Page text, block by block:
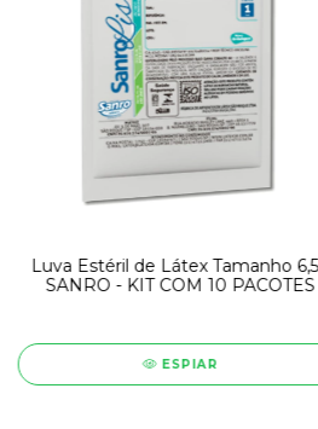
Luva Estéril de Látex Tamanho
SANRO - KIT COM 10 PACOTES
ESPIAR